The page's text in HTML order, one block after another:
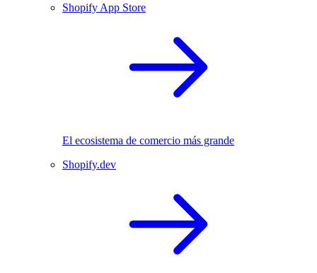
Shopify App Store
El ecosistema de comercio más grande
Shopify.dev